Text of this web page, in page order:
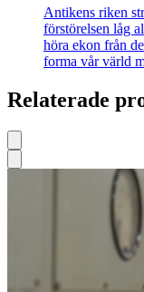
Antikens riken
förstörelsen låg
höra ekon från
forma vår värld
Relaterade